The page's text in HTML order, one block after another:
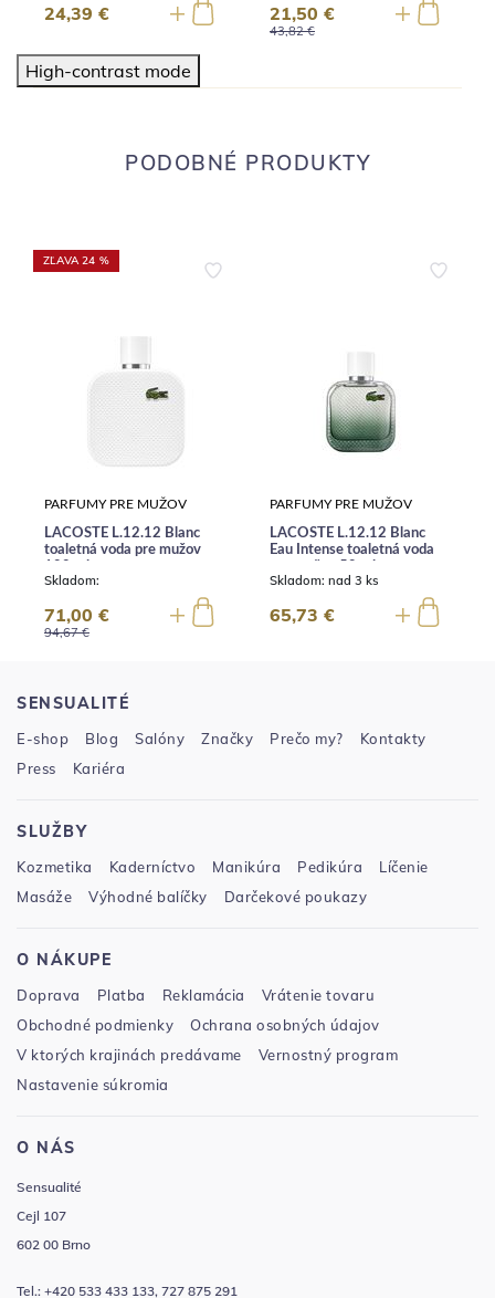
24,39 €
43,82 €
21,50 €
High-contrast mode
PODOBNÉ PRODUKTY
ZĽAVA 24 %
PARFUMY PRE MUŽOV
LACOSTE L.12.12 Blanc
toaletná voda pre mužov
Skladom:
94,67 €
71,00 €
PARFUMY PRE MUŽOV
LACOSTE L.12.12 Blanc
Eau Intense toaletná voda
Skladom: nad 3 ks
65,73 €
SENSUALITÉ
E-shop Blog Salóny Značky Prečo my?
Kontakty
Press
Kariéra
SLUŽBY
Kozmetika Kaderníctvo Manikúra Pedikúra
Líčenie
Masáže
Výhodné balíčky Darčekové poukazy
O NÁKUPE
Doprava Platba Reklamácia
Vrátenie tovaru
Obchodné podmienky
Ochrana osobných údajov
V ktorých krajinách predávame
Vernostný program
Nastavenie súkromia
O NÁS
Sensualité
Cejl 107
602 00 Brno
Tel.: +420 533 433 133, 727 875 291